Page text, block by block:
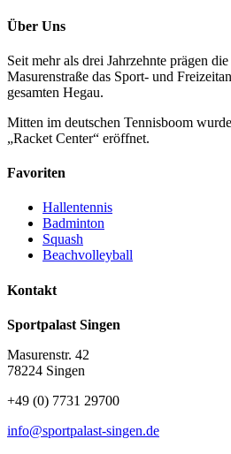
Über Uns
Seit mehr als drei Jahrzehnte prägen
Masurenstraße das Sport- und
gesamten Hegau.
Mitten im deutschen Tennisboom
„Racket Center“ eröffnet.
Favoriten
Hallentennis
Badminton
Squash
Beachvolleyball
Kontakt
Sportpalast Singen
Masurenstr. 42
78224 Singen
+49 (0) 7731 29700
info@sportpalast-singen.de